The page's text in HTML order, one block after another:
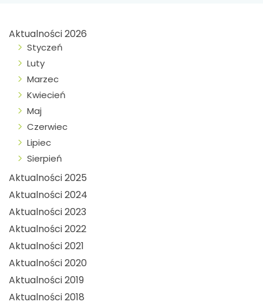
Aktualności 2026
Styczeń
Luty
Marzec
Kwiecień
Maj
Czerwiec
Lipiec
Sierpień
Aktualności 2025
Aktualności 2024
Aktualności 2023
Aktualności 2022
Aktualności 2021
Aktualności 2020
Aktualności 2019
Aktualności 2018